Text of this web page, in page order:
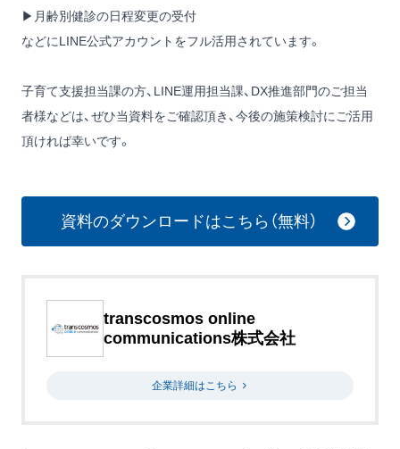
▶月齢別健診の日程変更の受付
などにLINE公式アカウントをフル活用されています。
子育て支援担当課の方、LINE運用担当課、DX推進部門のご担当
者様などは、ぜひ当資料をご確認頂き、今後の施策検討にご活用
頂ければ幸いです。
資料のダウンロードはこちら（無料）
transcosmos online
communications株式会社
企業詳細はこちら